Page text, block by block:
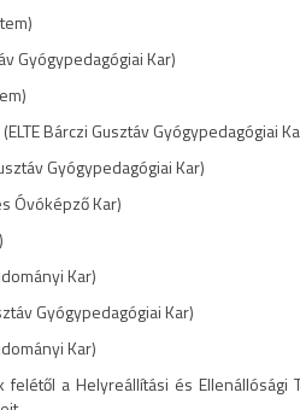
Gyógypedagógiai Kar)
Bárczi Gusztáv Gyógypedagógiai
Gyógypedagógiai Kar)
Óvóképző Kar)
Kar)
Gyógypedagógiai Kar)
Kar)
felétől a Helyreállítási és